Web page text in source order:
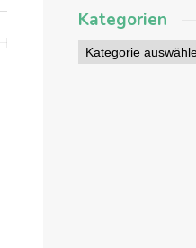
Kategorien